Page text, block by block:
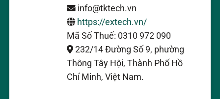
info@tktech.vn
https://extech.vn/
Mã Số Thuế: 0310 972 090
232/14 Đường Số 9, phường
Thông Tây Hội, Thành Phố Hồ
Chí Minh, Việt Nam.